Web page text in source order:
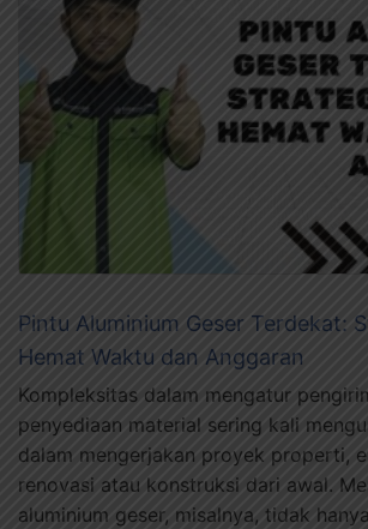
Pintu Aluminium Geser Terdekat:
Hemat Waktu dan Anggaran
Kompleksitas dalam mengatur
penyediaan material sering kali
dalam mengerjakan proyek properti,
renovasi atau konstruksi dari awal.
aluminium geser, misalnya, tidak